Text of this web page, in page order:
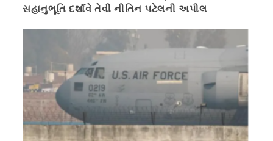
સહાનુભૂતિ દર્શાવે તેવી નીતિન પટેલની અપીલ